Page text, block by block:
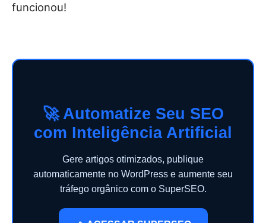
funcionou!
🚀 Automatize Seu SEO
com Inteligência Artificial
Gere artigos otimizados, publique
automaticamente no WordPress e aumente seu
tráfego orgânico com o SuperSEO.